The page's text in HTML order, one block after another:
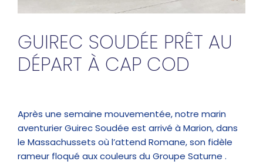
GUIREC SOUDÉE PRÊT AU
DÉPART À CAP COD
Après une semaine mouvementée, notre marin
aventurier Guirec Soudée est arrivé à Marion, dans
le Massachussets où l’attend Romane, son fidèle
rameur floqué aux couleurs du Groupe Saturne .